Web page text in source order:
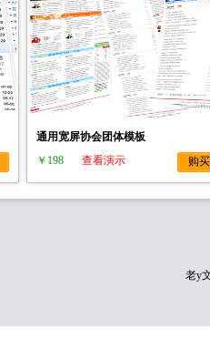
通用宽屏协会团体模板
￥198
查看演示 购买
老y